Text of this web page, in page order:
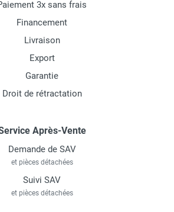
3x sans frais
Financement
Livraison
Export
Garantie
Droit de rétractation
Après-Vente
Demande de SAV
et pièces détachées
Suivi SAV
et pièces détachées